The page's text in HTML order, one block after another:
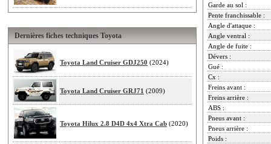
Dernières fiches techniques Toyota
Toyota Land Cruiser GDJ250 (2024)
Toyota Land Cruiser GRJ71 (2009)
Toyota Hilux 2.8 D4D 4x4 Xtra Cab (2020)
Garde au sol :
Pente franchissable :
Angle d'attaque :
Angle ventral :
Angle de fuite :
Dévers :
Gué :
Cx :
Freins avant :
Freins arrière :
ABS :
Pneus avant :
Pneus arrière :
Poids :